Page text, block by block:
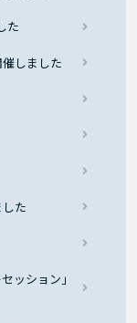
た
しました
た
ッション」